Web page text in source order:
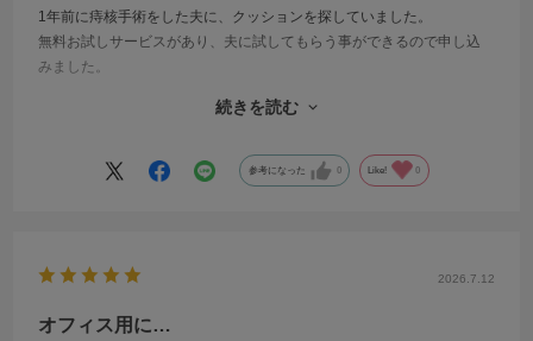
1年前に痔核手術をした夫に、クッションを探していました。
無料お試しサービスがあり、夫に試してもらう事ができるので申し込
みました。
そこまでではなかったようで、ちょっとがっかりしたのですが、
デスク作業の苦痛が軽減できそうなので、
迷いなく、購入する事を決めました。
続きを読む
参考になった 0 Like! 0
2026.7.12
オフィス用に…